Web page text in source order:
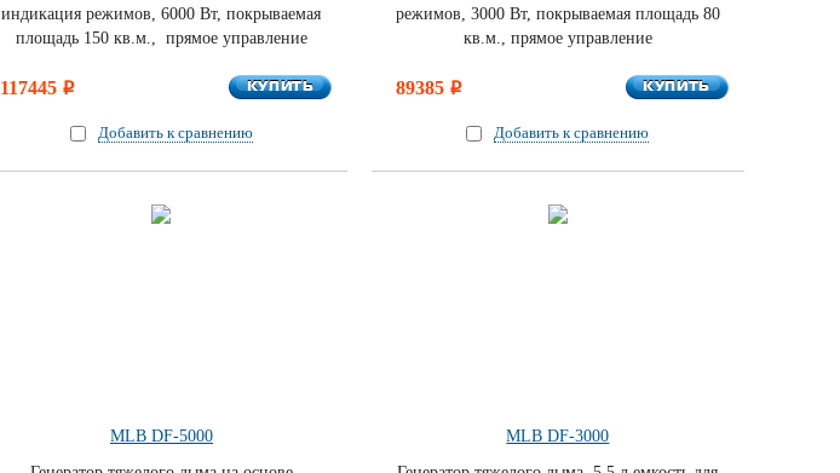
индикация режимов, 6000 Вт, покрываемая
площадь 150 кв.м., прямое управление
117445 i КУПИТЬ
КУПИТЬ
Добавить к сравнению
режимов, 3000 Вт, покрываемая площадь 80
кв.м., прямое управление
89385 i КУПИТЬ
КУПИТЬ
Добавить к сравнению
MLB DF-5000
MLB DF-3000